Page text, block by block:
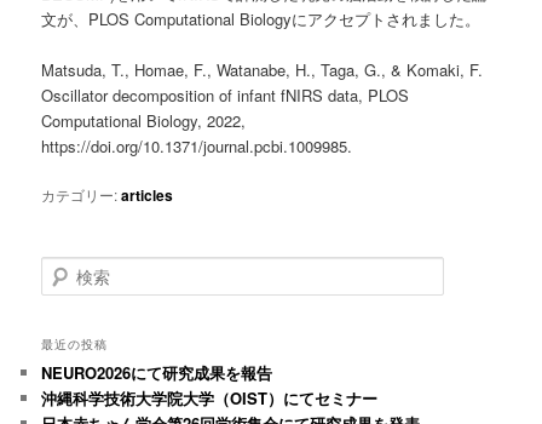
文が、PLOS Computational Biologyにアクセプトされました。
Matsuda, T., Homae, F., Watanabe, H., Taga, G., & Komaki, F.
Oscillator decomposition of infant fNIRS data, PLOS
Computational Biology, 2022,
https://doi.org/10.1371/journal.pcbi.1009985.
カテゴリー:articles
検
索
最近の投稿
NEURO2026にて研究成果を報告
沖縄科学技術大学院大学（OIST）にてセミナー